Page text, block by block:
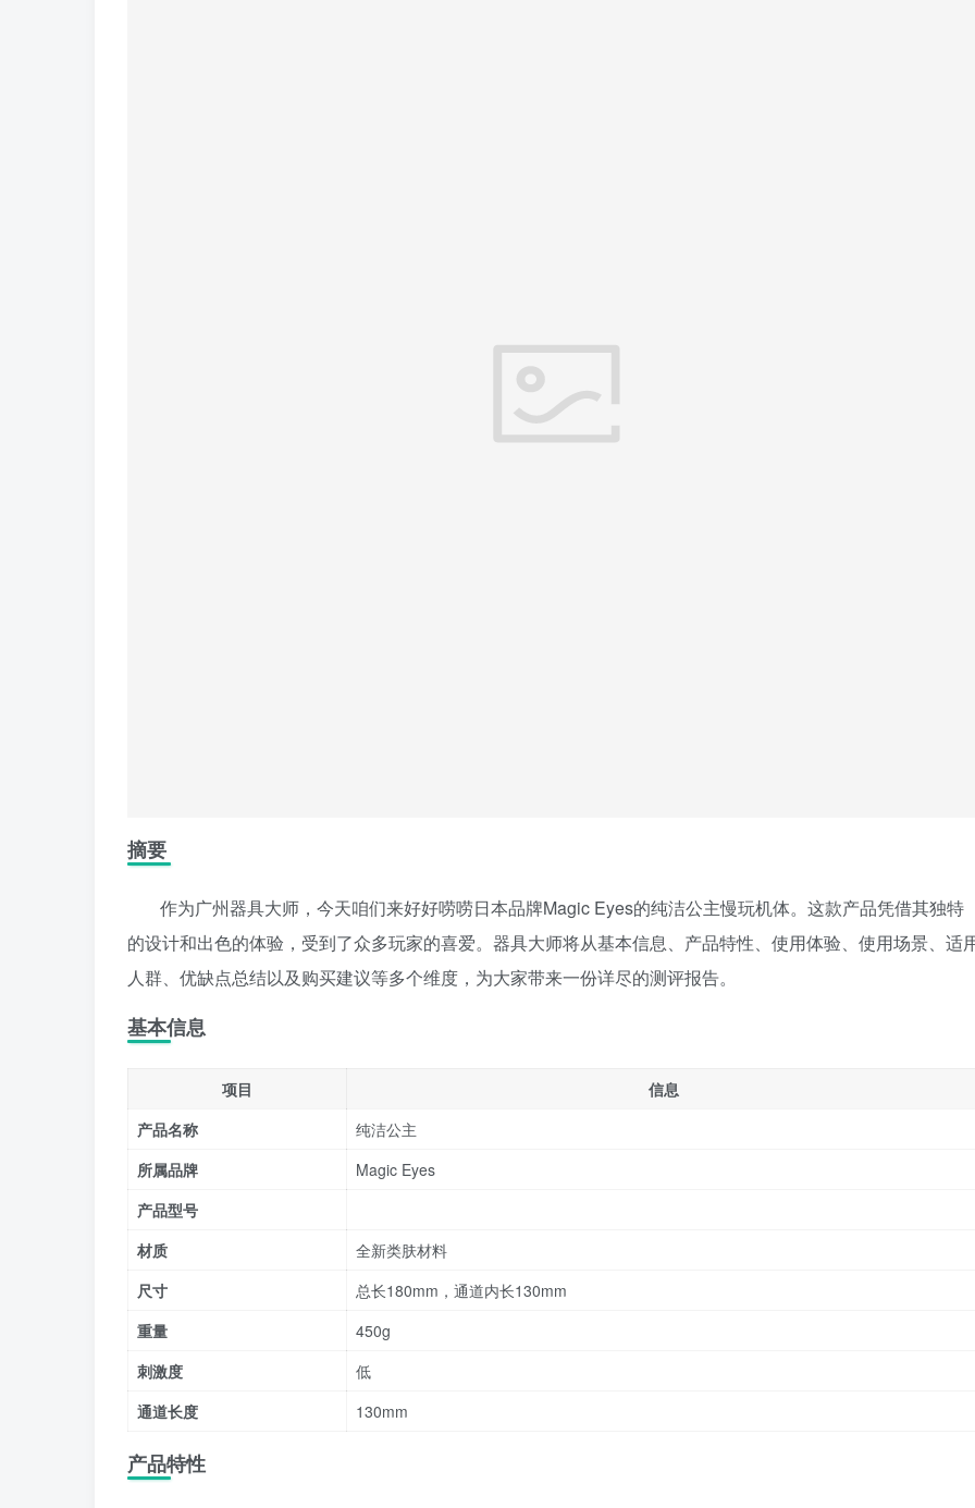
摘要
作为广州器具大师，今天咱们来好好唠唠日本品牌Magic Eyes的纯洁公主慢玩机体。这款产品凭借其独特
的设计和出色的体验，受到了众多玩家的喜爱。器具大师将从基本信息、产品特性、使用体验、使用场景、适
人群、优缺点总结以及购买建议等多个维度，为大家带来一份详尽的测评报告。
基本信息
项目
信息
产品名称
纯洁公主
所属品牌
Magic Eyes
产品型号
材质
全新类肤材料
尺寸
总长180mm，通道内长130mm
重量
450g
刺激度
低
通道长度
130mm
产品特性